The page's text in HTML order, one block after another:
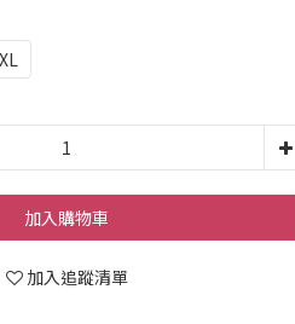
加入購物車
加入追蹤清單